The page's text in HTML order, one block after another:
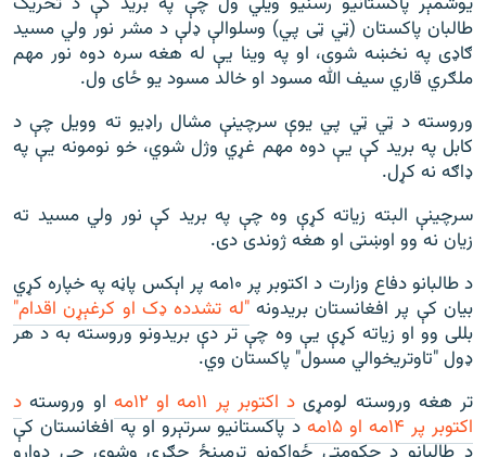
طالبان پاکستان (ټي ټی پي) وسلوالې ډلې د مشر نور ولي مسید
ګاډی په نخښه شوی، او په وينا يې له هغه سره دوه نور مهم
ملګري قاري سيف الله مسود او خالد مسود يو ځای ول.
وروسته د ټي ټي پي يوې سرچينې مشال راډیو ته وويل چې د
کابل په بريد کې يې دوه مهم غړي وژل شوي، خو نومونه يې په
ډاګه نه کړل.
سرچينې البته زیاته کړې وه چې په بريد کې نور ولي مسید ته
زيان نه وو اوښتی او هغه ژوندی دی.
د طالبانو دفاع وزارت د اکتوبر پر ۱۰مه پر اېکس پاڼه په خپاره کړي
بيان کې پر افغانستان بريدونه"له تشدده ډک او کرغېړن اقدام"
بللی وو او زياته کړې يې وه چې تر دې بريدونو وروسته به د هر
ډول "تاوتريخوالي مسول" پاکستان وي.
تر هغه وروسته لومړی د اکتوبر پر ۱۱مه او ۱۲مه او وروسته د
اکتوبر پر ۱۴مه او ۱۵مه
د پاکستانيو سرتېرو او په افغانستان کې